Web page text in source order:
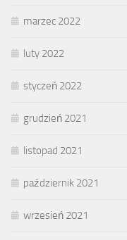
marzec 2022
luty 2022
styczeń 2022
grudzień 2021
listopad 2021
październik 2021
wrzesień 2021